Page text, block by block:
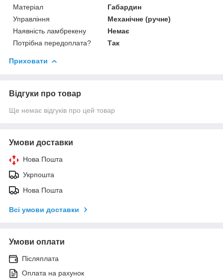
Матеріал
Габардин
Управління
Механічне (ручне)
Наявність ламбрекену
Немає
Потрібна передоплата?
Так
Приховати
Відгуки про товар
Ще немає відгуків про цей товар
Умови доставки
Нова Пошта
Укрпошта
Нова Пошта
Всі умови доставки
Умови оплати
Післяплата
Оплата на рахунок